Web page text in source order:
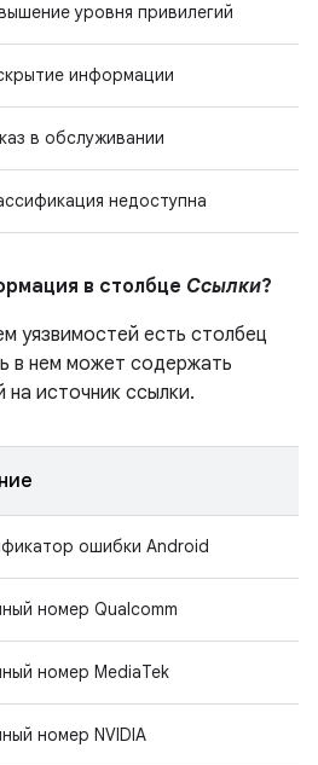
уровня привилегий
информации
в обслуживании
недоступна
в столбце Ссылки?
уязвимостей есть столбец
в нем может содержать
источник ссылки.
ошибки Android
номер Qualcomm
номер MediaTek
номер NVIDIA